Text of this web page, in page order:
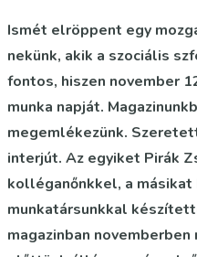
Ismét elröppent egy
nekünk, akik a szociális
fontos, hiszen november
munka napját.
megemlékezünk.
interjút. Az egyiket Pirák
kolléganőnkkel, a
munkatársunkkal
magazinban